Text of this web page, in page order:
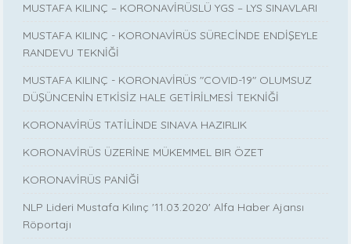
MUSTAFA KILINÇ – KORONAVİRÜSLÜ YGS – LYS SINAVLARI
MUSTAFA KILINÇ - KORONAVİRÜS SÜRECİNDE ENDİŞEYLE
RANDEVU TEKNİĞİ
MUSTAFA KILINÇ - KORONAVİRÜS "COVID-19" OLUMSUZ
DÜŞÜNCENİN ETKİSİZ HALE GETİRİLMESİ TEKNİĞİ
KORONAVİRÜS TATİLİNDE SINAVA HAZIRLIK
KORONAVİRÜS ÜZERİNE MÜKEMMEL BIR ÖZET
KORONAVİRÜS PANİĞİ
NLP Lideri Mustafa Kılınç '11.03.2020' Alfa Haber Ajansı
Röportajı